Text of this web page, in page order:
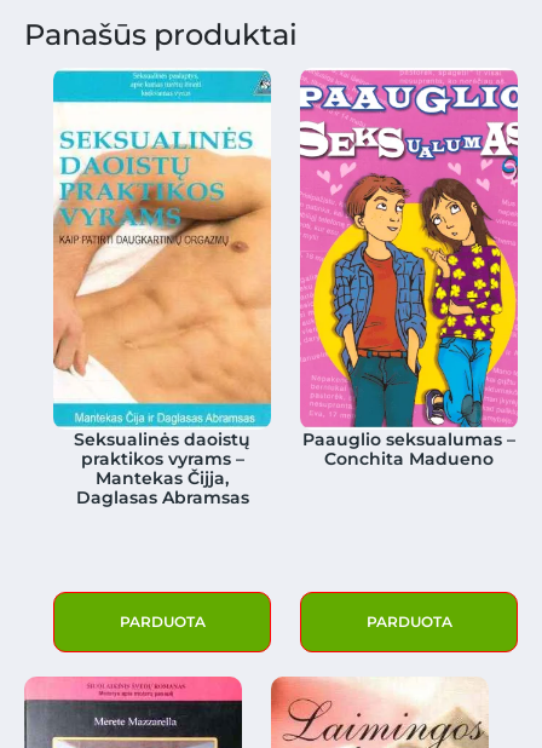
Panašūs produktai
Seksualinės daoistų
praktikos vyrams –
Mantekas Čijja,
Daglasas Abramsas
PARDUOTA
Paauglio seksualumas –
Conchita Madueno
PARDUOTA